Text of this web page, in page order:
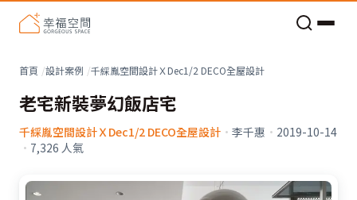
首頁 設計案例 千綵胤空間設計ＸDec1/2 DECO全屋設計
老宅新裝夢幻飯店宅
千綵胤空間設計ＸDec1/2 DECO全屋設計 · 李千惠 · 2019-10-14
· 7,326 人氣